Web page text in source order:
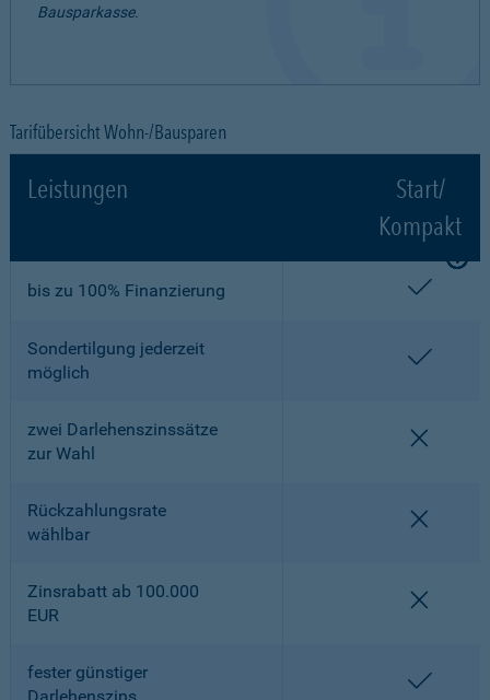
Bausparkasse.
Tarifübersicht Wohn-/Bausparen
Leistungen
Start/
Kompakt
bis zu 100% Finanzierung
Sondertilgung jederzeit
möglich
zwei Darlehenszinssätze
zur Wahl
Rückzahlungsrate
wählbar
Zinsrabatt ab 100.000
EUR
fester günstiger